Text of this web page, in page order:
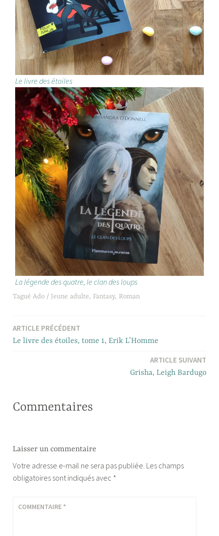
Le livre des étoiles
La légende des quatre, le clan des loups
TaguéAdo / Jeune adulte, Fantasy, Roman
Navigation
de
ARTICLE PRÉCÉDENT
Le livre des étoiles, tome 1, Erik L’Homme
ARTICLE SUIVANT
Grisha, Leigh Bardugo
Commentaires
Laisser un commentaire
Votre adresse e-mail ne sera pas publiée. Les champs
obligatoires sont indiqués avec *
COMMENTAIRE *